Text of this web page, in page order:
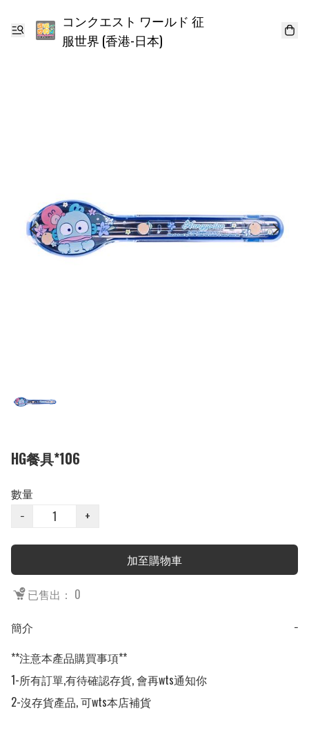
コンクエスト ワールド 征
服世界 (香港-日本)
HG餐具*106
數量
−
+
加至購物車
已售出： 0
簡介
−
**注意本產品購買事項**
1-所有訂單,有待確認存貨, 會再wts通知你
2-沒存貨產品, 可wts本店補貨